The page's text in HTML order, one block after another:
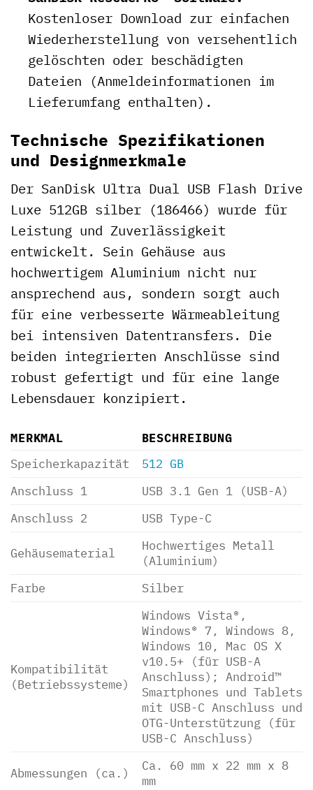
Kostenloser Download zur einfachen
Wiederherstellung von versehentlich
gelöschten oder beschädigten
Dateien (Anmeldeinformationen im
Lieferumfang enthalten).
Technische Spezifikationen
und Designmerkmale
Der SanDisk Ultra Dual USB Flash Drive
Luxe 512GB silber (186466) wurde für
Leistung und Zuverlässigkeit
entwickelt. Sein Gehäuse aus
hochwertigem Aluminium nicht nur
ansprechend aus, sondern sorgt auch
für eine verbesserte Wärmeableitung
bei intensiven Datentransfers. Die
beiden integrierten Anschlüsse sind
robust gefertigt und für eine lange
Lebensdauer konzipiert.
MERKMAL
BESCHREIBUNG
Speicherkapazität
512 GB
Anschluss 1
USB 3.1 Gen 1 (USB-A)
Anschluss 2
USB Type-C
Gehäusematerial
Hochwertiges Metall
(Aluminium)
Farbe
Silber
Kompatibilität
(Betriebssysteme)
Windows Vista®,
Windows® 7, Windows 8,
Windows 10, Mac OS X
v10.5+ (für USB-A
Anschluss); Android™
Smartphones und Tablets
mit USB-C Anschluss und
OTG-Unterstützung (für
USB-C Anschluss)
Abmessungen (ca.)
Ca. 60 mm x 22 mm x 8
mm